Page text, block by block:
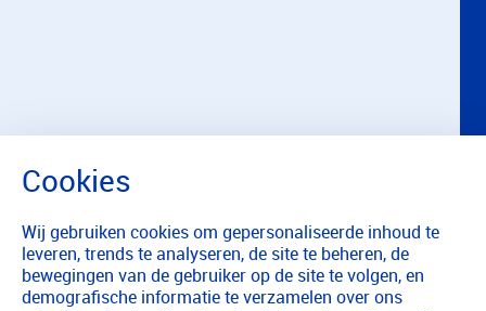
Wij gebruiken cookies om gepersonaliseerde inhoud te
leveren, trends te analyseren, de site te beheren, de
bewegingen van de gebruiker op de site te volgen, en
demografische informatie te verzamelen over ons